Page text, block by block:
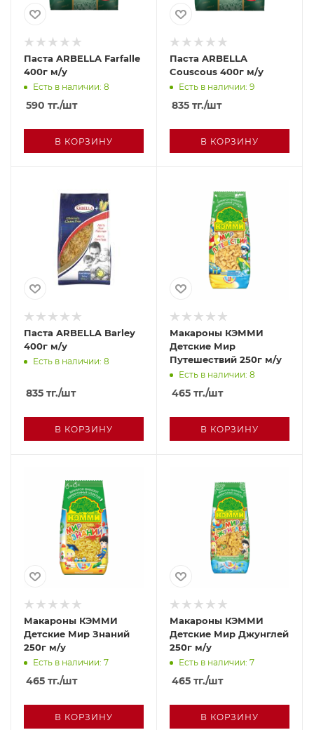
Паста ARBELLA Farfalle
400г м/у
Есть в наличии: 8
590 тг./шт
В КОРЗИНУ
Паста ARBELLA
Cousсous 400г м/у
Есть в наличии: 9
835 тг./шт
В КОРЗИНУ
Паста ARBELLA Barley
400г м/у
Есть в наличии: 8
835 тг./шт
В КОРЗИНУ
Макароны КЭММИ
Детские Мир
Путешествий 250г м/у
Есть в наличии: 8
465 тг./шт
В КОРЗИНУ
Макароны КЭММИ
Детские Мир Знаний
250г м/у
Есть в наличии: 7
465 тг./шт
В КОРЗИНУ
Макароны КЭММИ
Детские Мир Джунглей
250г м/у
Есть в наличии: 7
465 тг./шт
В КОРЗИНУ